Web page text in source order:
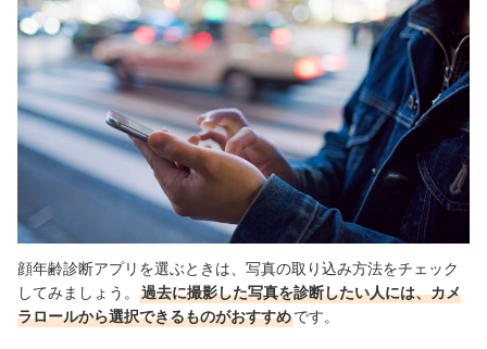
顔年齢診断アプリを選ぶときは、写真の取り込み方法をチェック
してみましょう。
過去に撮影した写真を診断したい人には、カメ
ラロールから選択できるものがおすすめです。